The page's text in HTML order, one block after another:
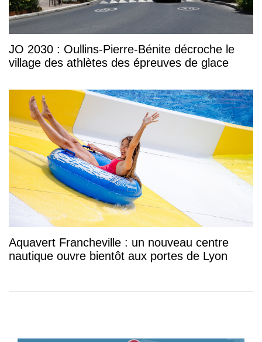
JO 2030 : Oullins-Pierre-Bénite décroche le
village des athlètes des épreuves de glace
Aquavert Francheville : un nouveau centre
nautique ouvre bientôt aux portes de Lyon